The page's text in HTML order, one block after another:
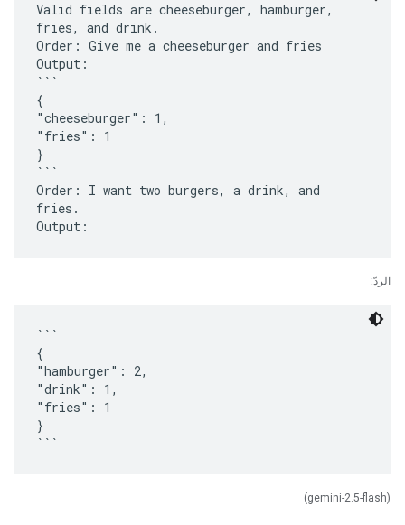
Valid fields are cheeseburger, hamburger,
fries, and drink.
Order: Give me a cheeseburger and fries
Output:
```
{
"cheeseburger": 1,
"fries": 1
}
```
Order: I want two burgers, a drink, and
fries.
الردّ:
```
{
"hamburger": 2,
"drink": 1,
"fries": 1
}
(gemini-2.5-flash)